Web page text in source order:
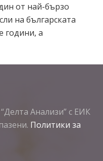
от най-бързо
на българската
години, а
Анализи” с ЕИК
Политики за